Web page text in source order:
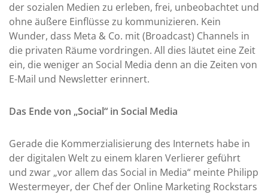
der sozialen Medien zu erleben, frei, unbeobachtet und
ohne äußere Einflüsse zu kommunizieren. Kein
Wunder, dass Meta & Co. mit (Broadcast) Channels in
die privaten Räume vordringen. All dies läutet eine Zeit
ein, die weniger an Social Media denn an die Zeiten von
E-Mail und Newsletter erinnert.
Das Ende von „Social“ in Social Media
Gerade die Kommerzialisierung des Internets habe in
der digitalen Welt zu einem klaren Verlierer geführt
und zwar „vor allem das Social in Media“ meinte Philipp
Westermeyer, der Chef der Online Marketing Rockstars